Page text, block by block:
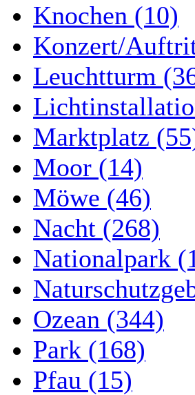
Knochen (10)
Konzert/
Leuchtturm
Marktplatz
Moor (14)
Möwe (46)
Nacht (268)
Nationalpark
Ozean (344)
Park (168)
Pfau (15)